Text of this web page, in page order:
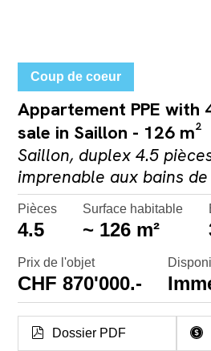
Coup de coeur
Appartement PPE with
sale in Saillon - 126 m²
Saillon, duplex 4.5
imprenable aux bains
Pièces
4.5
Surface habitable
~ 126 m²
Prix de l'objet
CHF 870'000.-
Dossier PDF